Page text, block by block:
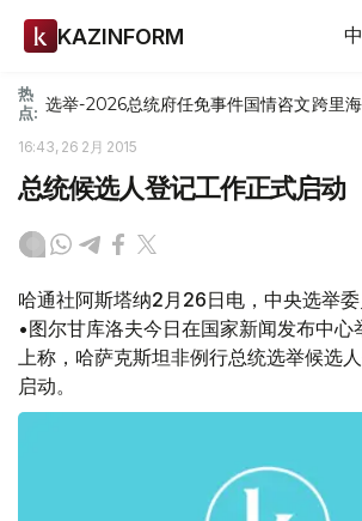
KAZINFORM
热
点: 选举-2026总统府任免事件国情咨文跨里
16:43, 26 2月 2015
总统候选人登记工作正式启动
哈通社阿斯塔纳2月26日电，中央选举
•图尔甘库洛夫今日在国家新闻发布中心
上称，哈萨克斯坦非例行总统选举候选
启动。